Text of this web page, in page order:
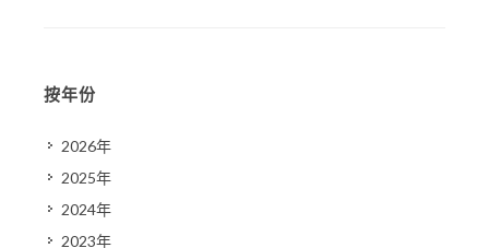
按年份
2026年
2025年
2024年
2023年